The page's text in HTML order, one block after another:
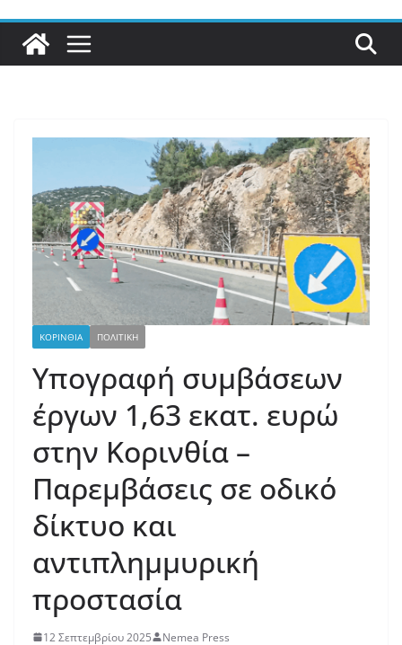
ΚΟΡΙΝΘΙΑ ΠΟΛΙΤΙΚΗ
Υπογραφή συμβάσεων
έργων 1,63 εκατ. ευρώ
στην Κορινθία –
Παρεμβάσεις σε οδικό
δίκτυο και
αντιπλημμυρική
προστασία
12 Σεπτεμβρίου 2025 Nemea Press